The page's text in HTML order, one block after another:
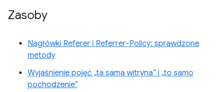
Zasoby
Nagłówki Referer i Referrer-Policy: sprawdzone
metody
Wyjaśnienie pojęć „ta sama witryna” i „to samo
pochodzenie”